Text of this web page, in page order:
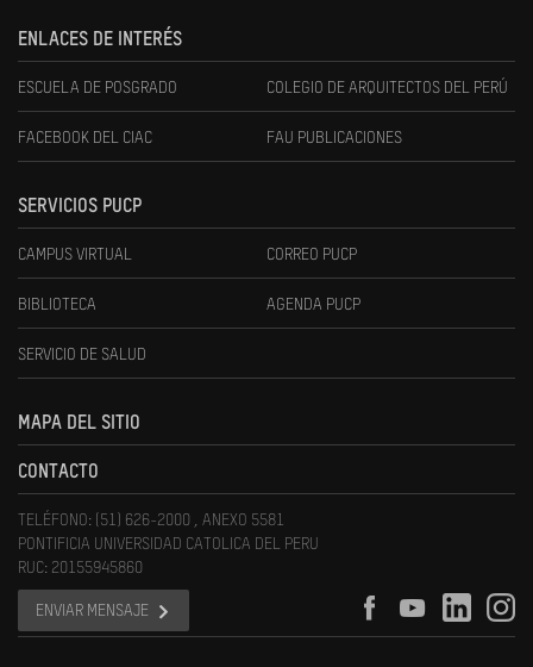
ENLACES DE INTERÉS
ESCUELA DE POSGRADO COLEGIO DE ARQUITECTOS DEL PERÚ
FACEBOOK DEL CIAC FAU PUBLICACIONES
SERVICIOS PUCP
CAMPUS VIRTUAL CORREO PUCP
BIBLIOTECA AGENDA PUCP
SERVICIO DE SALUD
MAPA DEL SITIO
CONTACTO
TELÉFONO: (51) 626-2000 , ANEXO 5581
PONTIFICIA UNIVERSIDAD CATOLICA DEL PERU
RUC: 20155945860
ENVIAR MENSAJE